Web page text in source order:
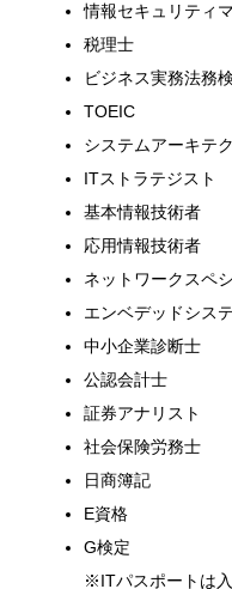
情報セキュリティ
税理士
ビジネス実務法務
TOEIC
システムアーキテ
ITストラテジスト
基本情報技術者
応用情報技術者
ネットワークスペ
エンベデッドシス
中小企業診断士
公認会計士
証券アナリスト
社会保険労務士
日商簿記
E資格
G検定
※ITパスポートは